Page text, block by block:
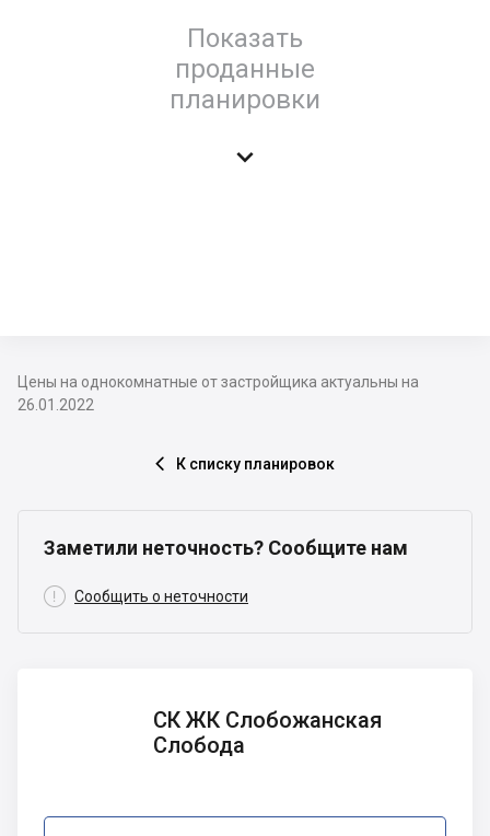
Показать
проданные
планировки

Цены на однокомнатные от застройщика актуальны на
26.01.2022
 К списку планировок
Заметили неточность? Сообщите нам
 Сообщить о неточности
СлобожанскаяСК ЖК Слобожанская
Слобода